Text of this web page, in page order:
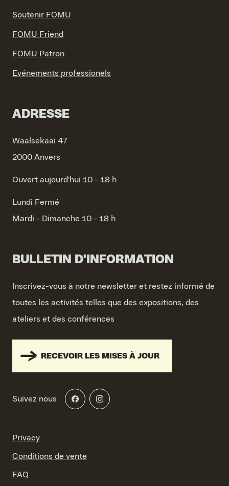
Soutenir FOMU
FOMU Friend
FOMU Patron
Evénements professionels
ADRESSE
Waalsekaai 47
2000 Anvers
Ouvert aujourd'hui 10 - 18 h
Lundi Fermé
Mardi - Dimanche 10 - 18 h
BULLETIN D'INFORMATION
Inscrivez-vous à notre newsletter et restez informé de
toutes les activités telles que des expositions, des
ateliers et des conférences
RECEVOIR LES MISES À JOUR
Suivez nous
Privacy
Conditions de vente
FAQ